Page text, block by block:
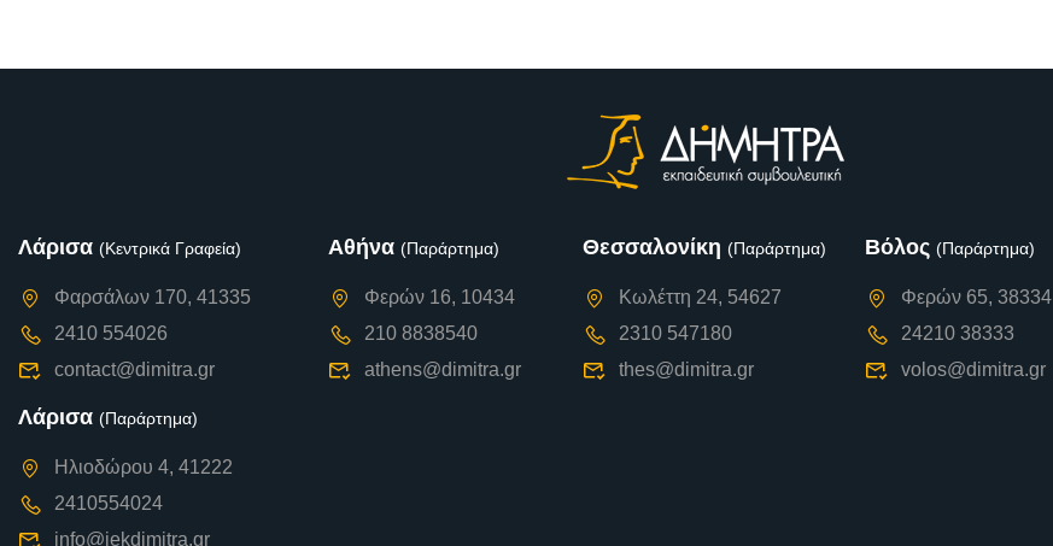
Λάρισα (Κεντρικά Γραφεία)
Φαρσάλων 170, 41335
2410 554026
contact@dimitra.gr
Λάρισα (Παράρτημα)
Ηλιοδώρου 4, 41222
2410554024
info@iekdimitra.gr
Αθήνα (Παράρτημα)
Φερών 16, 10434
210 8838540
athens@dimitra.gr
Θεσσαλονίκη (Παράρτημα)
Κωλέττη 24, 54627
2310 547180
thes@dimitra.gr
Βόλος (Παράρτημα)
Φερών 65, 38334
24210 38333
volos@dimitra.gr